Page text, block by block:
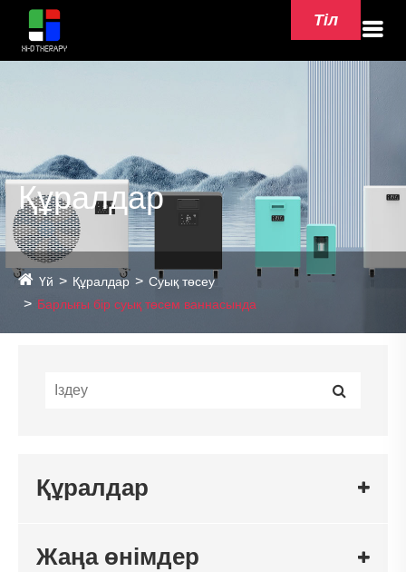
Тіл
Құралдар
Үй Құралдар
Суық төсеу
Барлығы бір суық төсем ваннасында
Құралдар
Жаңа өнімдер